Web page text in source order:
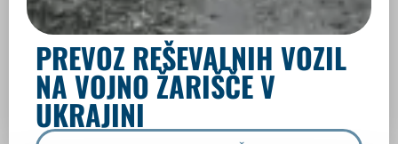
PREVOZ REŠEVALNIH VOZIL
NA VOJNO ŽARIŠČE V
UKRAJINI